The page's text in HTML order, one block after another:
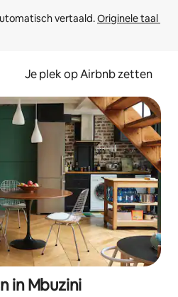
vertaald. Originele taal
Je plek op Airbnb zetten
in Mbuzini